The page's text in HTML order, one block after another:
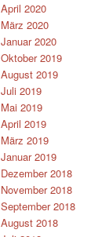
April 2020
März 2020
Januar 2020
Oktober 2019
August 2019
Juli 2019
Mai 2019
April 2019
März 2019
Januar 2019
Dezember 2018
November 2018
September 2018
August 2018